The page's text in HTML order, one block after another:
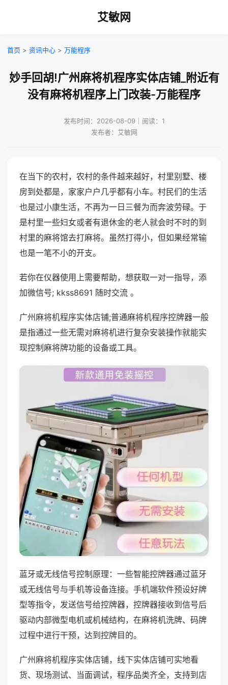
艾敏网
首页 > 资讯中心 > 万能程序
妙手回胡!广州麻将机程序实体店铺_附近有
没有麻将机程序上门改装-万能程序
发布时间：2026-08-09｜阅读：1
发布者：艾敏网
在当下的农村，农村的条件越来越好，村里别墅、楼
房到处都是，家家户户几乎都有小车。村民们的生活
也是过小康生活，不再为一日三餐为而奔波劳碌。于
是村里一些妇女或者有退休金的老人就会时不时的到
村里的麻将馆去打麻将。虽然打得小，但如果经常输
也是一笔不小的开支。
若你在仪器使用上需要帮助，想获取一对一指导，添
加微信号; kkss8691 随时交流 。
广州麻将机程序实体店铺;普通麻将机程序控牌器一般
是指通过一些无需对麻将机进行复杂安装操作就能实
现控制麻将牌功能的设备或工具。
蓝牙或无线信号控制原理：一些智能控牌器通过蓝牙
或无线信号与手机等设备连接。手机端软件预设好牌
型等指令，发送信号给控牌器，控牌器接收到信号后
驱动内部微型电机或机械结构，在麻将机洗牌、码牌
过程中进行干预，达到控牌目的。
广州麻将机程序实体店铺，线下实体店铺可实地看
货、现场测试、当面调试，程序品类齐全，支持到店